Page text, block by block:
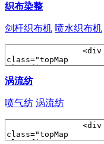
织布染整
剑杆织布机 喷水织布机
涡流纺
喷气纺 涡流纺